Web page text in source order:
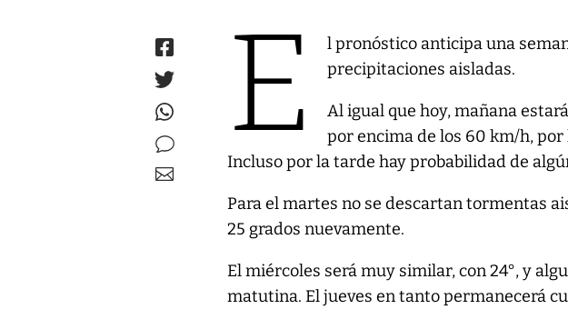
E
l pronóstico anticipa una
precipitaciones aisladas.
Al igual que hoy, mañana
por encima de los 60 km/h, por
Incluso por la tarde hay probabilidad de
Para el martes no se descartan tormentas
25 grados nuevamente.
El miércoles será muy similar, con 24°, y
matutina. El jueves en tanto permanecerá